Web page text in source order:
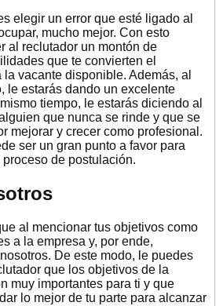
elegir un error que esté ligado al
mucho mejor. Con esto
al reclutador un montón de
que te convierten el
vacante disponible. Además, al
le estarás dando un excelente
tiempo, le estarás diciendo al
que nunca se rinde y que se
mejorar y crecer como profesional.
ser un gran punto a favor para
de postulación.
al mencionar tus objetivos como
a la empresa y, por ende,
De este modo, le puedes
que los objetivos de la
muy importantes para ti y que
lo mejor de tu parte para alcanzar